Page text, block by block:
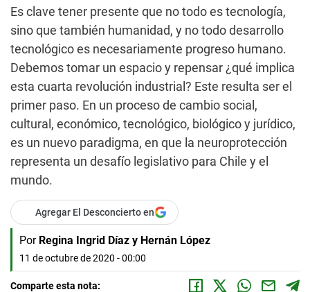
Es clave tener presente que no todo es tecnología,
sino que también humanidad, y no todo desarrollo
tecnológico es necesariamente progreso humano.
Debemos tomar un espacio y repensar ¿qué implica
esta cuarta revolución industrial? Este resulta ser el
primer paso. En un proceso de cambio social,
cultural, económico, tecnológico, biológico y jurídico,
es un nuevo paradigma, en que la neuroprotección
representa un desafío legislativo para Chile y el
mundo.
Agregar El Desconcierto en
Por Regina Ingrid Díaz y Hernán López
11 de octubre de 2020 - 00:00
Comparte esta nota: